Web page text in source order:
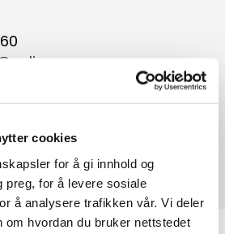
cookies
for å gi innhold og
preg, for å levere sosiale
å analysere trafikken vår. Vi deler
om hvordan du bruker nettstedet
HARSTAD
Residential Valuer
av boligeiendom
bolig